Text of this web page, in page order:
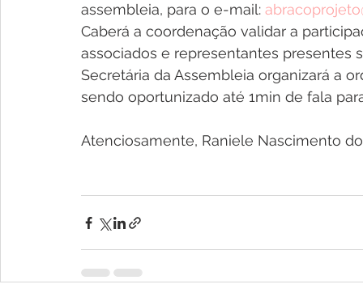
assembleia, para o e-mail:
Caberá a coordenação validar a
associados e representantes presentes
Secretária da Assembleia organizará a
sendo oportunizado até 1min de fala
Atenciosamente, Raniele Nascimento